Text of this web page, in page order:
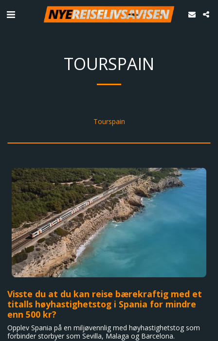
TOURSPAIN
Tourspain
Visste du at du kan reise bærekraftig med et
titalls høyhastighetstog i Spania for mindre
enn 500 kr?
Opplev Spania på en miljøvennlig med høyhastighetstog som
forbinder storbyer som Sevilla, Malaga og Barcelona.